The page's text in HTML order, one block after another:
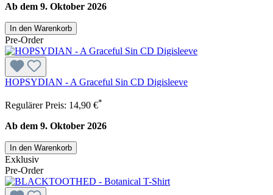
Ab dem 9. Oktober 2026
In den Warenkorb
Pre-Order
HOPSYDIAN - A Graceful Sin CD Digisleeve
Regulärer Preis: 14,90 €*
Ab dem 9. Oktober 2026
In den Warenkorb
Exklusiv
Pre-Order